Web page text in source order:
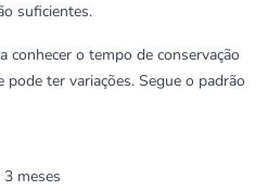
suficientes.
conhecer o tempo de conservação
pode ter variações. Segue o padrão
meses